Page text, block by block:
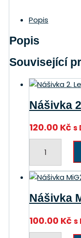
Popis
Popis
Související
Nášivka
120.00 Kčs
Letka
ŽATEC
Nášivka
100.00 Kčs